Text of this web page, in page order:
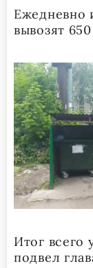
Ежедневно
вывозят
Итог всего
подвел